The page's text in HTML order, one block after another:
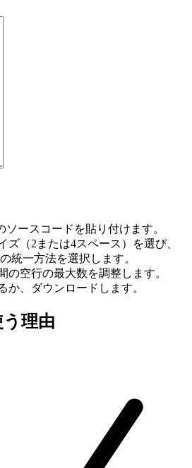
ソースコードを貼り付けます。
ズ（2または4スペース）を選び、
統一方法を選択します。
の空行の最大数を調整します。
か、ダウンロードします。
理由